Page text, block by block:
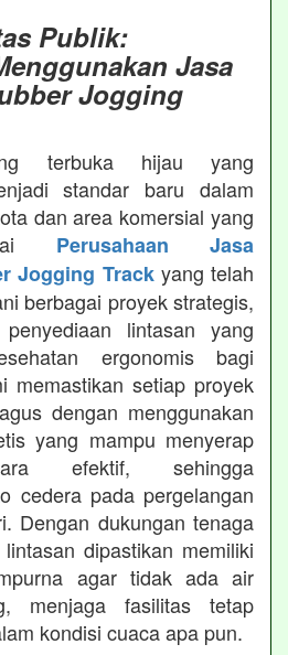
Publik:
Jasa
Jogging
terbuka hijau yang
standar baru dalam
dan area komersial yang
Perusahaan Jasa
Jogging Trackyang telah
berbagai proyek strategis,
lintasan yang
ergonomis bagi
memastikan setiap proyek
dengan menggunakan
yang mampu menyerap
efektif, sehingga
cedera pada pergelangan
Dengan dukungan tenaga
dipastikan memiliki
agar tidak ada air
menjaga fasilitas tetap
kondisi cuaca apa pun.